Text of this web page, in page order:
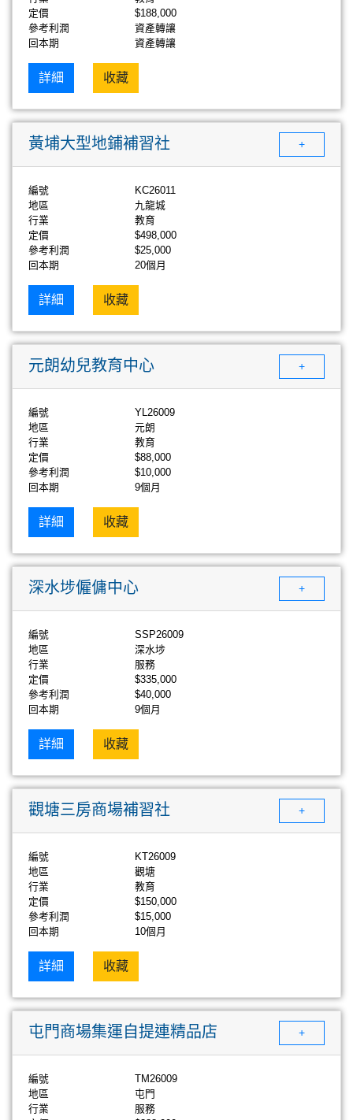
定價
$188,000
參考利潤
資產轉讓
回本期
資產轉讓
詳細 收藏
黃埔大型地鋪補習社 +
編號
KC26011
地區
九龍城
行業
教育
定價
$498,000
參考利潤
$25,000
回本期
20個月
詳細 收藏
元朗幼兒教育中心 +
編號
YL26009
地區
元朗
行業
教育
定價
$88,000
參考利潤
$10,000
回本期
9個月
詳細 收藏
深水埗僱傭中心 +
編號
SSP26009
地區
深水埗
行業
服務
定價
$335,000
參考利潤
$40,000
回本期
9個月
詳細 收藏
觀塘三房商場補習社 +
編號
KT26009
地區
觀塘
行業
教育
定價
$150,000
參考利潤
$15,000
回本期
10個月
詳細 收藏
屯門商場集運自提連精品店 +
編號
TM26009
地區
屯門
行業
服務